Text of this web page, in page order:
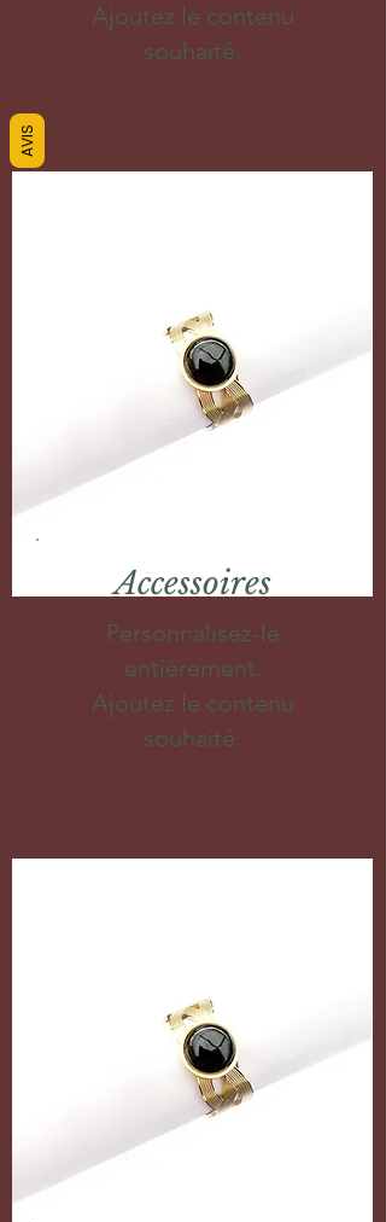
Ajoutez le contenu
souhaité.
Accessoires
Personnalisez-le
entièrement.
Ajoutez le contenu
souhaité.
AVIS